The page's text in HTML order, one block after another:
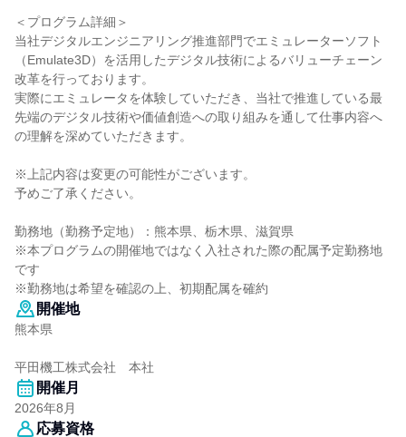
＜プログラム詳細＞
当社デジタルエンジニアリング推進部門でエミュレーターソフト
（Emulate3D）を活用したデジタル技術によるバリューチェーン
改革を行っております。
実際にエミュレータを体験していただき、当社で推進している最
先端のデジタル技術や価値創造への取り組みを通して仕事内容へ
の理解を深めていただきます。
※上記内容は変更の可能性がございます。
予めご了承ください。
勤務地（勤務予定地）：熊本県、栃木県、滋賀県
※本プログラムの開催地ではなく入社された際の配属予定勤務地
です
※勤務地は希望を確認の上、初期配属を確約
開催地
熊本県
平田機工株式会社 本社
開催月
2026年8月
応募資格